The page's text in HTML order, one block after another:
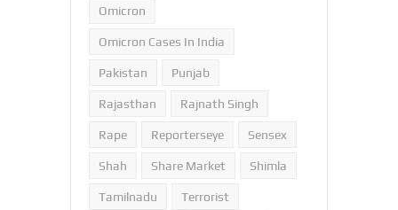
Omicron
Omicron Cases In India
Pakistan Punjab
Rajasthan Rajnath Singh
Rape Reporterseye Sensex
Shah Share Market Shimla
Tamilnadu Terrorist